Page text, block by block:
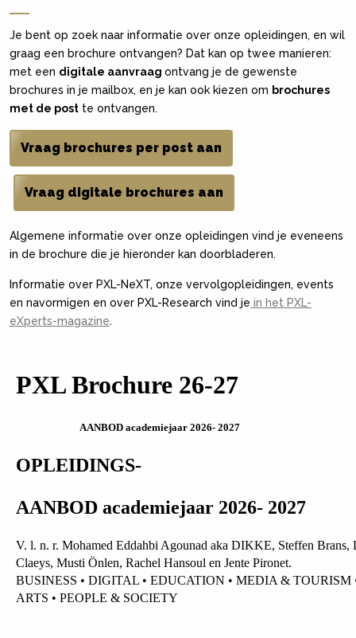
Je bent op zoek naar informatie over onze opleidingen, en wil
graag een brochure ontvangen? Dat kan op twee manieren:
met een digitale aanvraag ontvang je de gewenste
brochures in je mailbox, en je kan ook kiezen om brochures
met de post te ontvangen.
Vraag brochures per post aan
Vraag digitale brochures aan
Algemene informatie over onze opleidingen vind je eveneens
in de brochure die je hieronder kan doorbladeren.
Informatie over PXL-NeXT, onze vervolgopleidingen, events
en navormigen en over PXL-Research vind je in het PXL-
eXperts-magazine.